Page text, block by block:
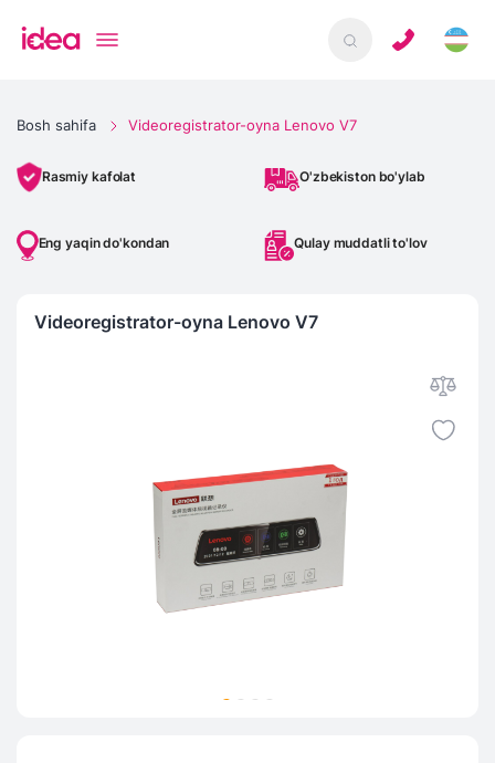
Bosh sahifa Videoregistrator-oyna Lenovo V7
Rasmiy kafolat O'zbekiston bo'ylab
Eng yaqin do'kondan Qulay muddatli to'lov
Videoregistrator-oyna Lenovo V7